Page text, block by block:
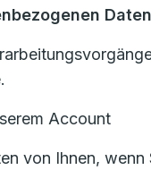
Account
von Ihnen,